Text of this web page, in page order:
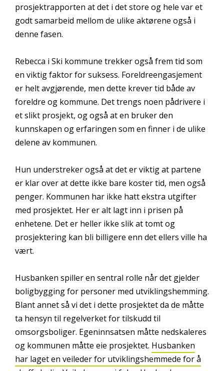
prosjektrapporten at det i det store og hele var et
godt samarbeid mellom de ulike aktørene også i
denne fasen.
Rebecca i Ski kommune trekker også frem tid som
en viktig faktor for suksess. Foreldreengasjement
er helt avgjørende, men dette krever tid både av
foreldre og kommune. Det trengs noen pådrivere i
et slikt prosjekt, og også at en bruker den
kunnskapen og erfaringen som en finner i de ulike
delene av kommunen.
Hun understreker også at det er viktig at partene
er klar over at dette ikke bare koster tid, men også
penger. Kommunen har ikke hatt ekstra utgifter
med prosjektet. Her er alt lagt inn i prisen på
enhetene. Det er heller ikke slik at tomt og
prosjektering kan bli billigere enn det ellers ville ha
vært.
Husbanken spiller en sentral rolle når det gjelder
boligbygging for personer med utviklingshemming.
Blant annet så vi det i dette prosjektet da de måtte
ta hensyn til regelverket for tilskudd til
omsorgsboliger. Egeninnsatsen måtte nedskaleres
og kommunen måtte eie prosjektet. Husbanken
har laget en veileder for utviklingshemmede for å